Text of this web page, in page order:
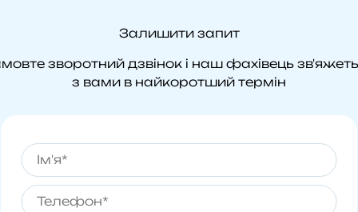
Залишити запит
зворотний дзвінок і наш фахівець
з вами в найкоротший термін